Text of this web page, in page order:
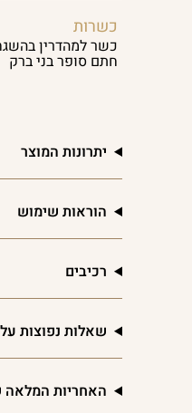
כשרות
כשר למהדרין
חתם סופר בני ברק
יתרונות המוצר
הוראות שימוש
רכיבים
שאלות נפוצות על
האחריות המלאה